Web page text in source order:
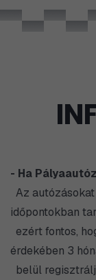
- Ha
Az
időpontokban
ezért fontos,
érdekében 3
belül